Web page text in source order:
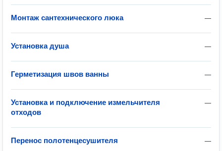
—
Монтаж сантехнического люка
—
Установка душа
—
Герметизация швов ванны
—
Установка и подключение измельчителя
отходов
—
Перенос полотенцесушителя